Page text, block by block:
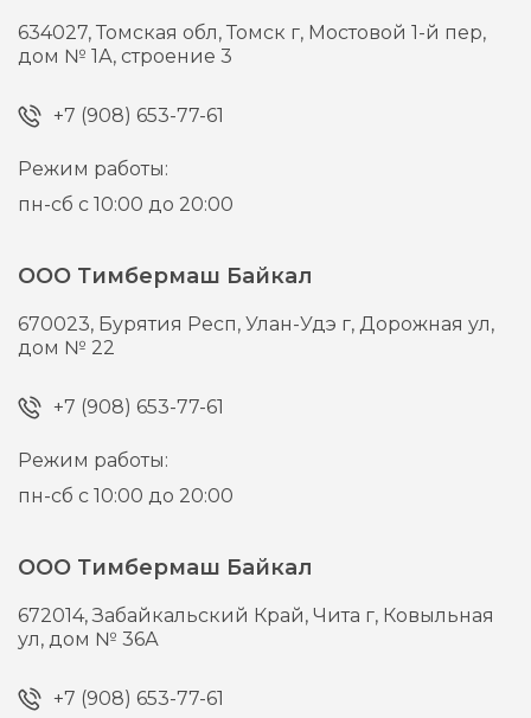
634027,Томская обл, Томск г, Мостовой 1-й пер,
дом № 1А, строение 3
+7 (908) 653-77-61
Режим работы:
пн-сб с 10:00 до 20:00
ООО Тимбермаш Байкал
670023, Бурятия Респ, Улан-Удэ г,Дорожная ул,
дом № 22
+7 (908) 653-77-61
Режим работы:
пн-сб с 10:00 до 20:00
ООО Тимбермаш Байкал
672014,Забайкальский Край, Чита г, Ковыльная
ул, дом № 36А
+7 (908) 653-77-61